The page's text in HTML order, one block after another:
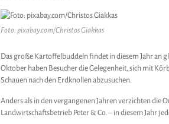
Foto: pixabay.com/Christos Giakkas
Das große Kartoffelbuddeln findet in diesem Jahr an
Oktober haben Besucher die Gelegenheit, sich mit
Schauen nach den Erdknollen abzusuchen.
Anders als in den vergangenen Jahren verzichten die
Landwirtschaftsbetrieb Peter & Co. – in diesem Jahr